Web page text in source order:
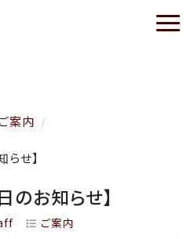
ご案内 /
せ】
のお知らせ】
ご案内